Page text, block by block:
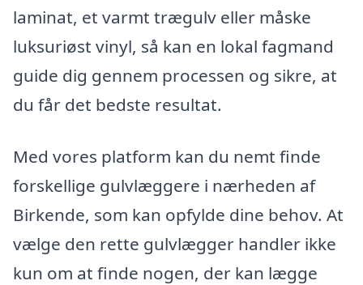
laminat, et varmt trægulv eller måske
luksuriøst vinyl, så kan en lokal fagmand
guide dig gennem processen og sikre, at
du får det bedste resultat.
Med vores platform kan du nemt finde
forskellige gulvlæggere i nærheden af
Birkende, som kan opfylde dine behov. At
vælge den rette gulvlægger handler ikke
kun om at finde nogen, der kan lægge